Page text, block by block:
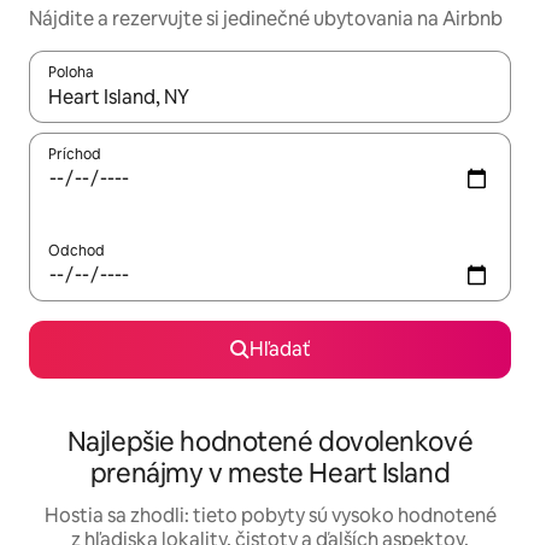
Nájdite a rezervujte si jedinečné ubytovania na Airbnb
Poloha
Keď budú výsledky k dispozícii, môžete si ich prechádzať
Príchod
Odchod
Hľadať
Najlepšie hodnotené dovolenkové
prenájmy v meste Heart Island
Hostia sa zhodli: tieto pobyty sú vysoko hodnotené
z hľadiska lokality, čistoty a ďalších aspektov.